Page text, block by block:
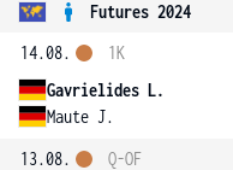
Futures 2024
14.08.
Gavrielides L.
Maute J.
1K
13.08.
Q-OF